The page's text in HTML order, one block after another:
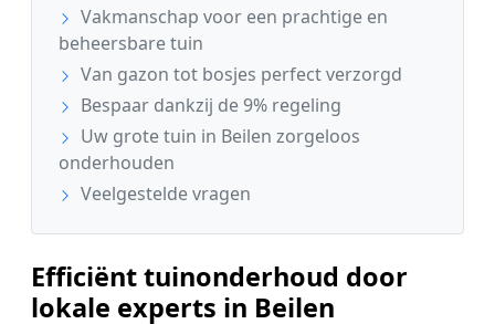
Vakmanschap voor een prachtige en
beheersbare tuin
Van gazon tot bosjes perfect verzorgd
Bespaar dankzij de 9% regeling
Uw grote tuin in Beilen zorgeloos
onderhouden
Veelgestelde vragen
Efficiënt tuinonderhoud door
lokale experts in Beilen